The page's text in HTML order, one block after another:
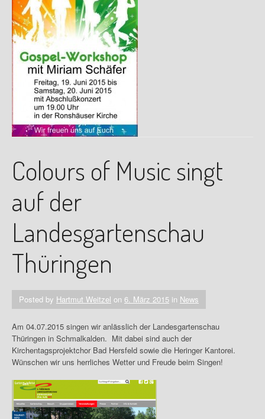
Colours of Music singt
auf der
Landesgartenschau
Thüringen
Posted by Hartmut Weitzel on 6. März 2015 in News
Am 04.07.2015 singen wir anlässlich der Landesgartenschau
Thüringen in Schmalkalden. Mit dabei sind auch der
Kirchentagsprojektchor Bad Hersfeld sowie die Heringer Kantorei.
Wünschen wir uns herrliches Wetter und Freude beim Singen!